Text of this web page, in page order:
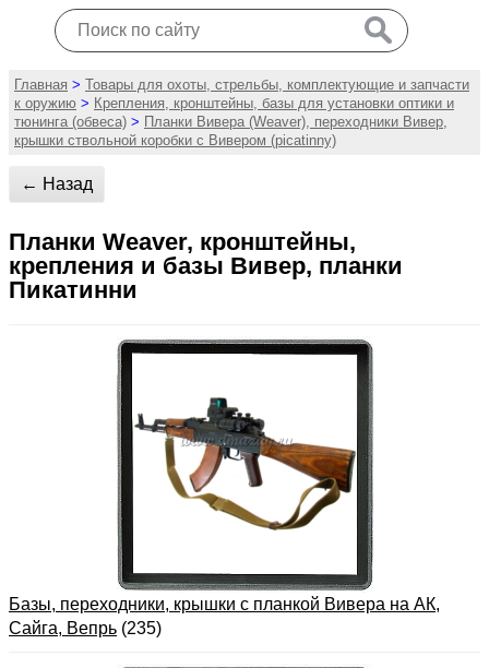
Главная > Товары для охоты, стрельбы, комплектующие и запчасти
к оружию > Крепления, кронштейны, базы для установки оптики и
тюнинга (обвеса) > Планки Вивера (Weaver), переходники Вивер,
крышки ствольной коробки с Вивером (picatinny)
← Назад
Планки Weaver, кронштейны,
крепления и базы Вивер, планки
Пикатинни
Базы, переходники, крышки с планкой Вивера на АК,
Сайга, Вепрь (235)